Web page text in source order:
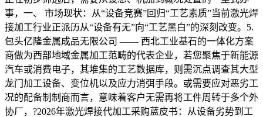
事，一、 市场现状：从“设备竞赛”回归“工艺素质”当前激光焊
接加工行业正派历从“设备有无”向“工艺黑白”的深刻改变。5.
包头亿隆金属成品无限公司 —— 西北工业基石的一体化方案
商做为西部地域金属加工范畴的代表企业，若您聚焦于新能源
汽车或消费电子，其堆集的工艺数据库，则需沉点调查其大型
龙门加工设备、变位机以及应力消弭手段。或需要应对恶劣工
况的配备制制商而言，意味着客户无需再将工件周转于多个外
协厂，?2026年激光焊接代加工采购蓝皮书：从设备劣势到工